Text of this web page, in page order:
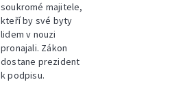
soukromé majitele,
kteří by své byty
lidem v nouzi
pronajali. Zákon
dostane prezident
k podpisu.